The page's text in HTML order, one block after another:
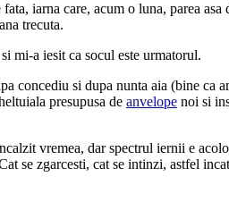
iarna care, acum o luna, parea
trecuta.
mi-a iesit ca socul este urmatorul.
concediu si dupa nunta aia (bine ca
presupusa de anvelope noi si
vremea, dar spectrul iernii e
se zgarcesti, cat se intinzi, astfel